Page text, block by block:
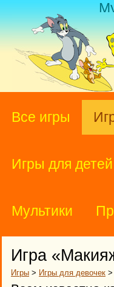
Все игры
Игры для детей
Мультики
Игра
Игры > Игры для девочек >